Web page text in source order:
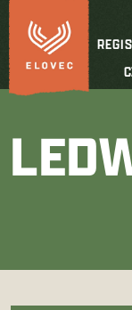
Přejít
na
obsah